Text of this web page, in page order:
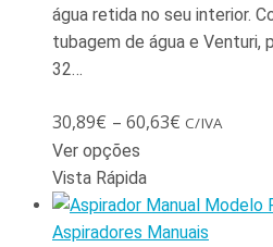
água retida no seu interior.
tubagem de água e Venturi,
32…
30,89€ – 60,63€ C/IVA
Ver opções
Vista Rápida
Aspiradores Manuais